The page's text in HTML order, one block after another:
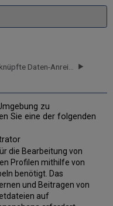
zu
Sie eine der folgenden
die Bearbeitung von
Profilen mithilfe von
benötigt. Das
und Beitragen von
auf